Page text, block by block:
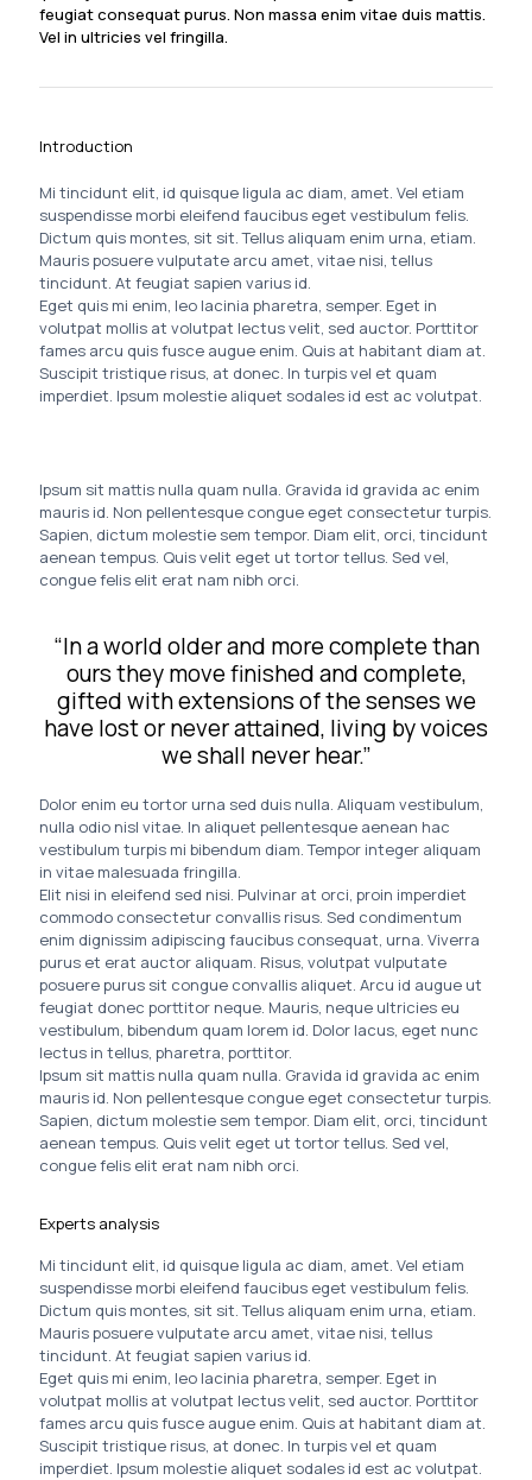
feugiat consequat purus. Non massa enim vitae duis mattis.
Vel in ultricies vel fringilla.
Introduction
Mi tincidunt elit, id quisque ligula ac diam, amet. Vel etiam
suspendisse morbi eleifend faucibus eget vestibulum felis.
Dictum quis montes, sit sit. Tellus aliquam enim urna, etiam.
Mauris posuere vulputate arcu amet, vitae nisi, tellus
tincidunt. At feugiat sapien varius id.
Eget quis mi enim, leo lacinia pharetra, semper. Eget in
volutpat mollis at volutpat lectus velit, sed auctor. Porttitor
fames arcu quis fusce augue enim. Quis at habitant diam at.
Suscipit tristique risus, at donec. In turpis vel et quam
imperdiet. Ipsum molestie aliquet sodales id est ac volutpat.
Ipsum sit mattis nulla quam nulla. Gravida id gravida ac enim
mauris id. Non pellentesque congue eget consectetur turpis.
Sapien, dictum molestie sem tempor. Diam elit, orci, tincidunt
aenean tempus. Quis velit eget ut tortor tellus. Sed vel,
congue felis elit erat nam nibh orci.
“In a world older and more complete than
ours they move finished and complete,
gifted with extensions of the senses we
have lost or never attained, living by voices
we shall never hear.”
Dolor enim eu tortor urna sed duis nulla. Aliquam vestibulum,
nulla odio nisl vitae. In aliquet pellentesque aenean hac
vestibulum turpis mi bibendum diam. Tempor integer aliquam
in vitae malesuada fringilla.
Elit nisi in eleifend sed nisi. Pulvinar at orci, proin imperdiet
commodo consectetur convallis risus. Sed condimentum
enim dignissim adipiscing faucibus consequat, urna. Viverra
purus et erat auctor aliquam. Risus, volutpat vulputate
posuere purus sit congue convallis aliquet. Arcu id augue ut
feugiat donec porttitor neque. Mauris, neque ultricies eu
vestibulum, bibendum quam lorem id. Dolor lacus, eget nunc
lectus in tellus, pharetra, porttitor.
Ipsum sit mattis nulla quam nulla. Gravida id gravida ac enim
mauris id. Non pellentesque congue eget consectetur turpis.
Sapien, dictum molestie sem tempor. Diam elit, orci, tincidunt
aenean tempus. Quis velit eget ut tortor tellus. Sed vel,
congue felis elit erat nam nibh orci.
Experts analysis
Mi tincidunt elit, id quisque ligula ac diam, amet. Vel etiam
suspendisse morbi eleifend faucibus eget vestibulum felis.
Dictum quis montes, sit sit. Tellus aliquam enim urna, etiam.
Mauris posuere vulputate arcu amet, vitae nisi, tellus
tincidunt. At feugiat sapien varius id.
Eget quis mi enim, leo lacinia pharetra, semper. Eget in
volutpat mollis at volutpat lectus velit, sed auctor. Porttitor
fames arcu quis fusce augue enim. Quis at habitant diam at.
Suscipit tristique risus, at donec. In turpis vel et quam
imperdiet. Ipsum molestie aliquet sodales id est ac volutpat.